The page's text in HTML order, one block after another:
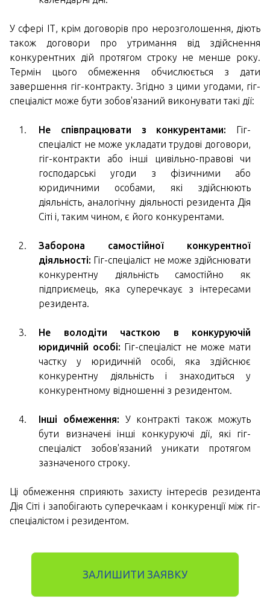
У сфері ІТ, крім договорів про нерозголошення, діють
також договори про утримання від здійснення
конкурентних дій протягом строку не менше року.
Термін цього обмеження обчислюється з дати
завершення гіг-контракту. Згідно з цими угодами, гіг-
спеціаліст може бути зобов'язаний виконувати такі дії:
Не співпрацювати з конкурентами: Гіг-
спеціаліст не може укладати трудові договори,
гіг-контракти або інші цивільно-правові чи
господарські угоди з фізичними або
юридичними особами, які здійснюють
діяльність, аналогічну діяльності резидента Дія
Сіті і, таким чином, є його конкурентами.
Заборона самостійної конкурентної
діяльності: Гіг-спеціаліст не може здійснювати
конкурентну діяльність самостійно як
підприємець, яка суперечкаує з інтересами
резидента.
Не володіти часткою в конкуруючій
юридичній особі: Гіг-спеціаліст не може мати
частку у юридичній особі, яка здійснює
конкурентну діяльність і знаходиться у
конкурентному відношенні з резидентом.
Інші обмеження: У контракті також можуть
бути визначені інші конкуруючі дії, які гіг-
спеціаліст зобов'язаний уникати протягом
зазначеного строку.
Ці обмеження сприяють захисту інтересів резидента
Дія Сіті і запобігають суперечкаам і конкуренції між гіг-
спеціалістом і резидентом.
ЗАЛИШИТИ ЗАЯВКУ